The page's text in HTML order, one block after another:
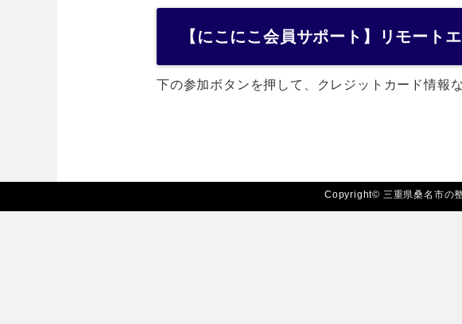
【にこにこ会員サポート】リモート
下の参加ボタンを押して、クレジットカード情報
Copyright© 三重県桑名市の